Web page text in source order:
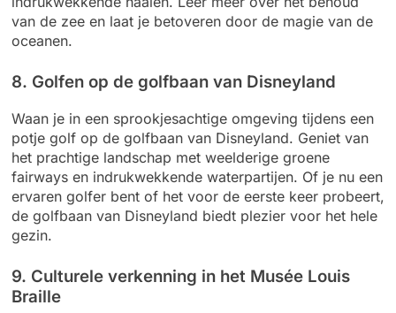
van de zee en laat je betoveren door de magie van de
oceanen.
8. Golfen op de golfbaan van Disneyland
Waan je in een sprookjesachtige omgeving tijdens een
potje golf op de golfbaan van Disneyland. Geniet van
het prachtige landschap met weelderige groene
fairways en indrukwekkende waterpartijen. Of je nu een
ervaren golfer bent of het voor de eerste keer probeert,
de golfbaan van Disneyland biedt plezier voor het hele
gezin.
9. Culturele verkenning in het Musée Louis
Braille